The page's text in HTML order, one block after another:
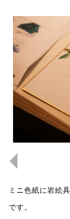
ミニ色紙に岩絵
です。